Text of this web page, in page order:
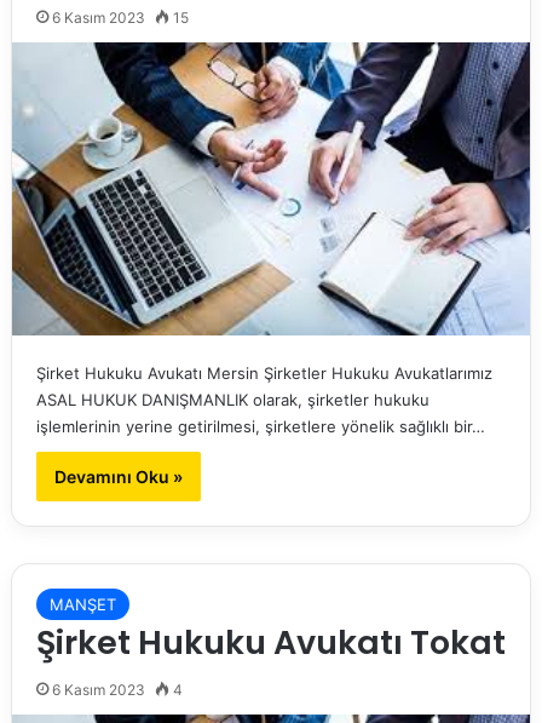
6 Kasım 2023 15
Şirket Hukuku Avukatı Mersin Şirketler Hukuku Avukatlarımız
ASAL HUKUK DANIŞMANLIK olarak, şirketler hukuku
işlemlerinin yerine getirilmesi, şirketlere yönelik sağlıklı bir…
Devamını Oku »
MANŞET
Şirket Hukuku Avukatı Tokat
6 Kasım 2023 4